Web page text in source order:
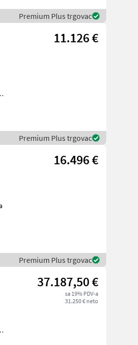
Premium Plus trgovac
11.126 €
Premium Plus trgovac
16.496 €
Premium Plus trgovac
37.187,50 €
sa 19% PDV-a
31.250 € neto